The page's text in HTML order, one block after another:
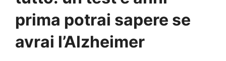
prima potrai sapere se
avrai l’Alzheimer